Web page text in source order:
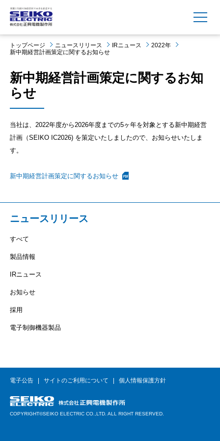
MENU
トップページ ニュースリリース IRニュース
2022年
新中期経営計画策定に関するお知らせ
新中期経営計画策定に関するお知
らせ
当社は、2022年度から2026年度までの5ヶ年を対象とする新中期経営
計画（SEIKO IC2026) を策定いたしましたので、お知らせいたしま
す。
新中期経営計画策定に関するお知らせ
ニュースリリース
すべて
製品情報
IRニュース
お知らせ
採用
電子制御機器製品
電子公告 サイトのご利用について 個人情報保護方針
COPYRIGHT©SEIKO ELECTRIC CO.,LTD. ALL RIGHT RESERVED.